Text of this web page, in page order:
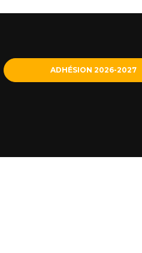
ADHÉSION 2026-2027